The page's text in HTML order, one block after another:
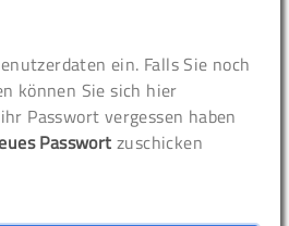
ein. Falls Sie noch
können Sie sich hier
Passwort vergessen haben
Passwort zuschicken